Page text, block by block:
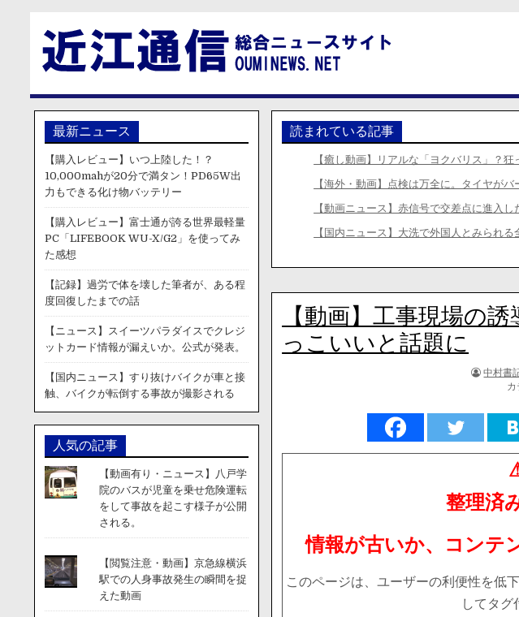
読まれている記事
【癒し動画】リアルな「ヨクバリス」？
【海外・動画】点検は万全に。タイヤがバ
【動画ニュース】赤信号で交差点に進入
【国内ニュース】大洗で外国人とみられ
【動画】工事現場の
っこいいと話題に
著
中村書
カ
整理済
情報が古いか、コンテ
このページは、ユーザーの利便性を低
してタグ
最新ニュース
【購入レビュー】いつ上陸した！？
10,000mahが20分で満タン！PD65W出
力もできる化け物バッテリー
【購入レビュー】富士通が誇る世界最軽量
PC「LIFEBOOK WU-X/G2」を使ってみ
た感想
【記録】過労で体を壊した筆者が、ある程
度回復したまでの話
【ニュース】スイーツパラダイスでクレジ
ットカード情報が漏えいか。公式が発表。
【国内ニュース】すり抜けバイクが車と接
触、バイクが転倒する事故が撮影される
人気の記事
【動画有り・ニュース】八戸学
院のバスが児童を乗せ危険運転
をして事故を起こす様子が公開
される。
【閲覧注意・動画】京急線横浜
駅での人身事故発生の瞬間を捉
えた動画